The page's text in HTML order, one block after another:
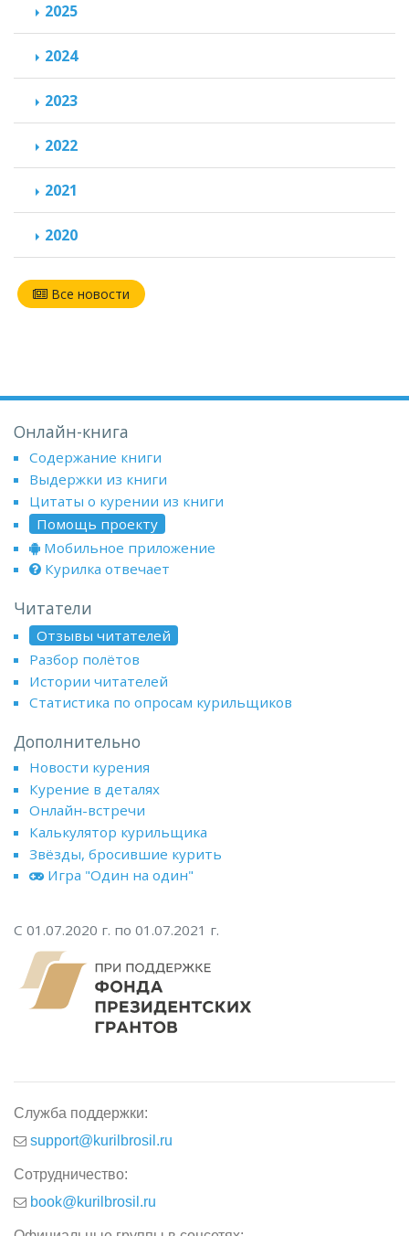
2025
2024
2023
2022
2021
2020
Все новости
Онлайн-книга
Содержание книги
Выдержки из книги
Цитаты о курении из книги
Помощь проекту
Мобильное приложение
Курилка отвечает
Читатели
Отзывы читателей
Разбор полётов
Истории читателей
Статистика по опросам курильщиков
Дополнительно
Новости курения
Курение в деталях
Онлайн-встречи
Калькулятор курильщика
Звёзды, бросившие курить
Игра "Один на один"
С 01.07.2020 г. по 01.07.2021 г.
Служба поддержки:
support@kurilbrosil.ru
Сотрудничество:
book@kurilbrosil.ru